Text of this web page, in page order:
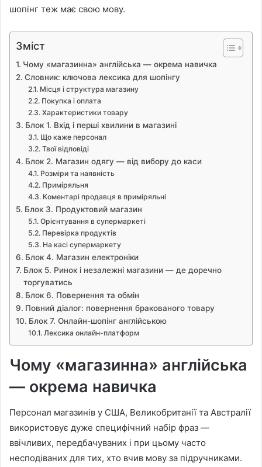
шопінг теж має свою мову.
Зміст
Чому «магазинна» англійська — окрема навичка
Словник: ключова лексика для шопінгу
Місця і структура магазину
Покупка і оплата
Характеристики товару
Блок 1. Вхід і перші хвилини в магазині
Що каже персонал
Твої відповіді
Блок 2. Магазин одягу — від вибору до каси
Розміри та наявність
Приміряльня
Коментарі продавця в приміряльні
Блок 3. Продуктовий магазин
Орієнтування в супермаркеті
Перевірка продуктів
На касі супермаркету
Блок 4. Магазин електроніки
Блок 5. Ринок і незалежні магазини — де доречно
торгуватись
Блок 6. Повернення та обмін
Повний діалог: повернення бракованого товару
Блок 7. Онлайн-шопінг англійською
Лексика онлайн-платформ
Чому «магазинна» англійська
— окрема навичка
Персонал магазинів у США, Великобританії та Австралії
використовує дуже специфічний набір фраз —
ввічливих, передбачуваних і при цьому часто
несподіваних для тих, хто вчив мову за підручниками.